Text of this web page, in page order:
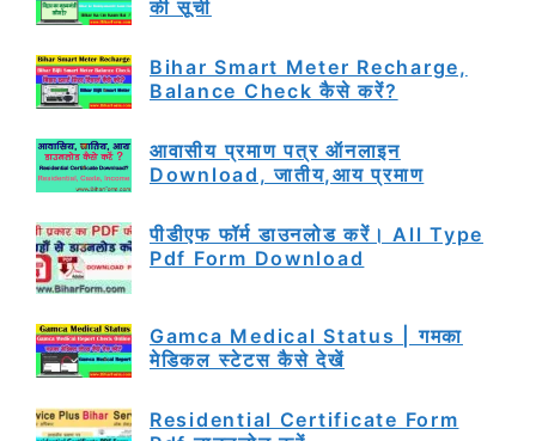
की सूची
Bihar Smart Meter Recharge,
Balance Check कैसे करें?
आवासीय प्रमाण पत्र ऑनलाइन
Download, जातीय,आय प्रमाण
पीडीएफ फॉर्म डाउनलोड करें। All Type
Pdf Form Download
Gamca Medical Status | गमका
मेडिकल स्टेटस कैसे देखें
Residential Certificate Form